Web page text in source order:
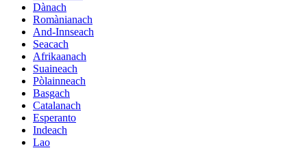
Dànach
Romànianach
And-Innseach
Seacach
Afrikaanach
Suaineach
Pòlainneach
Basgach
Catalanach
Esperanto
Indeach
Lao